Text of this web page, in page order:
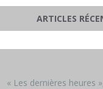
ARTICLES
« Les dernières heures